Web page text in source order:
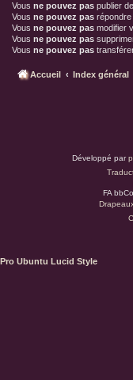
Vous ne pouvez pas publier
Vous ne pouvez pas
Vous ne pouvez pas modifier
Vous ne pouvez pas
Vous ne pouvez pas
Accueil Index général
Développé par
FA
Pro Ubuntu Lucid Style